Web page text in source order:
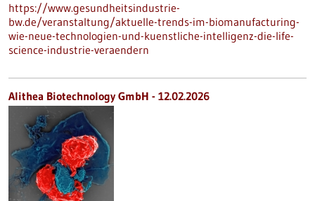
https://www.gesundheitsindustrie-
bw.de/veranstaltung/aktuelle-trends-im-biomanufacturing-
wie-neue-technologien-und-kuenstliche-intelligenz-die-life-
science-industrie-veraendern
Alithea Biotechnology GmbH - 12.02.2026